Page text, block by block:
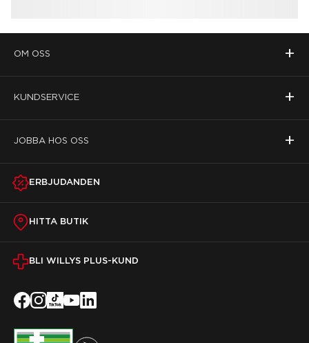
OM OSS +
KUNDSERVICE +
JOBBA HOS OSS +
ERBJUDANDEN
HITTA BUTIK
BLI WILLYS PLUS-KUND